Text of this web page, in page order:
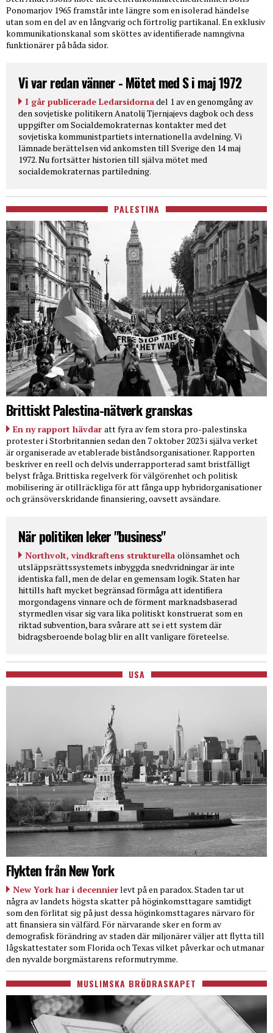
Ponomarjov 1965 framstår inte längre som en isolerad händelse
utan som en del av en långvarig och förtrolig partikanal. En exklusiv
kommunikationskanal som sköttes av identifierade namngivna
funktionärer på båda sidor.
Vi var redan vänner - Mötet med S i maj 1972
I går publicerade Ledarsidornadel 1 av en genomgång av
den sovjetiske politikern Anatolij Tjernjajevs dagbok och dess
uppgifter om Socialdemokraternas kontakter med det
sovjetiska kommunistpartiets internationella avdelning. Vi
lämnade berättelsen vid ankomsten till Sverige den 14 maj
1972. Nu fortsätter historien till själva mötet med
socialdemokraternas partiledning.
PALESTINA
Brittiskt Palestina-nätverk granskas
En ny rapport hävdar att fyra av fem stora pro-palestinska
protester i Storbritannien sedan den 7 oktober 2023 i själva verket
är organiserade av etablerade biståndsorganisationer. Rapporten
beskriver en reell och delvis underrapporterad samt bristfälligt
belyst fråga. Brittiska regelverk för välgörenhet och politisk
mobilisering är otillräckliga för att fånga upp hybridorganisationer
och gränsöverskridande finansiering, oavsett avsändare.
När politiken leker "business"
Northvolt, vindkraftens strukturella olönsamhet och
utsläppsrättssystemets inbyggda snedvridningar är inte
identiska fall, men de delar en gemensam logik. Staten har
hittills haft mycket begränsad förmåga att identifiera
morgondagens vinnare och de förment marknadsbaserad
styrmedlen visar sig vara lika politiskt konstruerat som en
riktad subvention, bara svårare att se i ett system där
bidragsberoende bolag blir en allt vanligare företeelse.
USA
Flykten från New York
New York har i decennierlevt på en paradox. Staden tar ut
några av landets högsta skatter på höginkomsttagare samtidigt
som den förlitat sig på just dessa höginkomsttagares närvaro för
att finansiera sin välfärd. För närvarande sker en form av
demografisk förändring av staden där miljonärer väljer att flytta till
lågskattestater som Florida och Texas vilket påverkar och utmanar
den nyvalde borgmästarens reformutrymme.
MUSLIMSKA BRÖDRASKAPET